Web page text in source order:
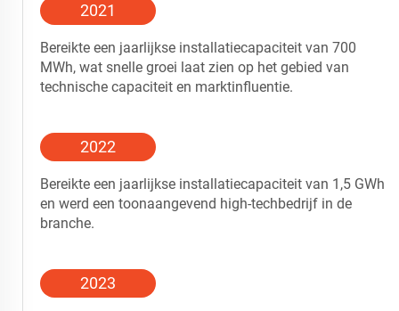
2021
Bereikte een jaarlijkse installatiecapaciteit van 700
MWh, wat snelle groei laat zien op het gebied van
technische capaciteit en marktinfluentie.
2022
Bereikte een jaarlijkse installatiecapaciteit van 1,5 GWh
en werd een toonaangevend high-techbedrijf in de
branche.
2023